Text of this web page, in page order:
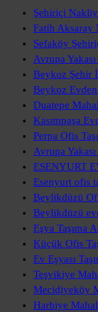
Şehiriçi
Fatih Aksaray
Sefaköy
Avrupa
Beykoz Şehir
Beykoz
Duatepe
Kasımpaşa
Perpa Ofis
Avrupa
ESENYURT
Esenyurt ofis
Beylikdüzü
Beylikdüzü
Eşya Taşıma
Küçük Ofis
Ev Eşyası
Teşvikiye
Mecidiyeköy
Harbiye